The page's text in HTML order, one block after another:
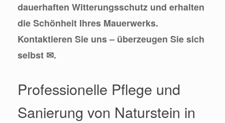
dauerhaften Witterungsschutz und erhalten
die Schönheit Ihres Mauerwerks.
Kontaktieren Sie uns – überzeugen Sie sich
selbst ✉.
Professionelle Pflege und
Sanierung von Naturstein in